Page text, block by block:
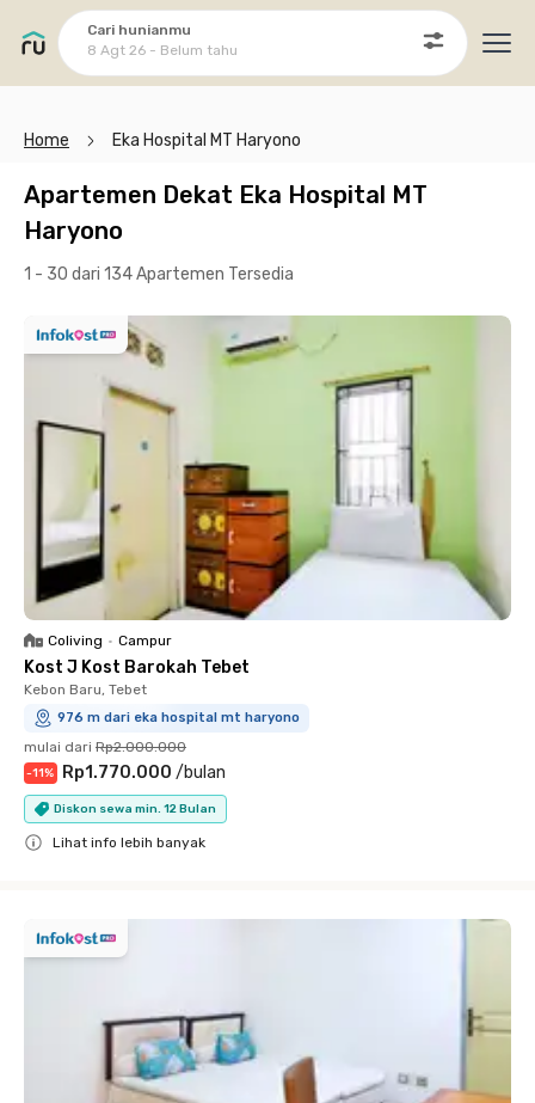
Cari hunianmu
8 Agt 26 - Belum tahu
Home Eka Hospital MT Haryono
Apartemen Dekat Eka Hospital MT
Haryono
1 - 30 dari 134 Apartemen Tersedia
Coliving • Campur
Kost J Kost Barokah Tebet
Kebon Baru, Tebet
976 m dari eka hospital mt haryono
mulai dari Rp2.000.000
-11% Rp1.770.000 /bulan
Diskon sewa min. 12 Bulan
Lihat info lebih banyak